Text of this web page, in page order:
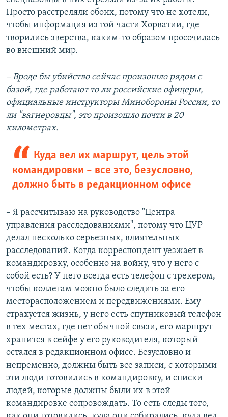
Просто расстреляли обоих, потому что не хотели,
чтобы информация из той части Хорватии, где
творились зверства, каким-то образом просочилась
во внешний мир.
– Вроде бы убийство сейчас произошло рядом с
базой, где работают то ли российские офицеры,
официальные инструкторы Минобороны России, то
ли "вагнеровцы", это произошло почти в 20
километрах.
Куда вел их маршрут, цель этой
командировки – все это, безусловно,
должно быть в редакционном офисе
– Я рассчитываю на руководство "Центра
управления расследованиями", потому что ЦУР
делал несколько серьезных, влиятельных
расследований. Когда корреспондент уезжает в
командировку, особенно на войну, что у него с
собой есть? У него всегда есть телефон с трекером,
чтобы коллегам можно было следить за его
месторасположением и передвижениями. Ему
страхуется жизнь, у него есть спутниковый телефон
в тех местах, где нет обычной связи, его маршрут
хранится в сейфе у его руководителя, который
остался в редакционном офисе. Безусловно и
непременно, должны быть все записи, с которыми
эти люди готовились в командировку, и списки
людей, которые должны были их в этой
командировке сопровождать. То есть следы того,